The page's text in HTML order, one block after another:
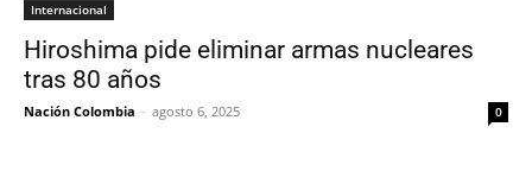
Internacional
Hiroshima pide eliminar armas nucleares
tras 80 años
Nación Colombia - agosto 6, 2025 0